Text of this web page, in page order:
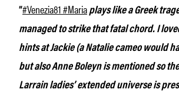
“#Venezia81 #Maria plays like a Greek
managed to strike that fatal chord. I
hints at Jackie (a Natalie cameo would
but also Anne Boleyn is mentioned so
Larrain ladies’ extended universe is